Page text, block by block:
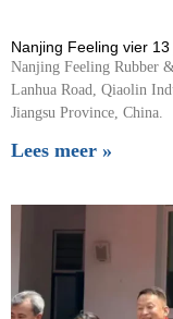
Nanjing Feeling vier
Nanjing Feeling Rubber
Lanhua Road, Qiaolin
Jiangsu Province, China.
Lees meer »